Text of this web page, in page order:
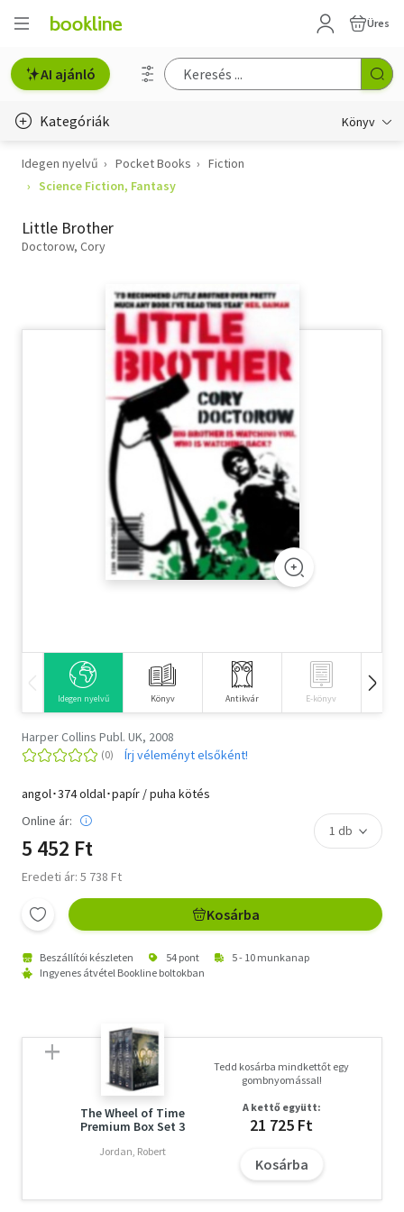
Üres
AI ajánló
Kategóriák Könyv
Életmód, egészség
Gyermek- és ifjúsági
Szótár, nyelvkönyv
Tankönyv, segédkönyv
Társadalomtudomány
Természettudomány
Idegen nyelvű Pocket Books
Fiction
Science Fiction, Fantasy
Little Brother
Doctorow, Cory
Idegen nyelvű Könyv Antikvár E-könyv
Harper Collins Publ. UK, 2008
Írj véleményt elsőként!
angol･374 oldal･papír / puha kötés
Online ár:
5 452 Ft
Eredeti ár: 5 738 Ft
Kosárba
Beszállítói készleten 54 pont
5 - 10 munkanap
Ingyenes átvétel Bookline boltokban
The Wheel of Time
Premium Box Set 3
Jordan, Robert
Tedd kosárba mindkettőt egy
gombnyomással!
A kettő együtt:
21 725 Ft
Kosárba